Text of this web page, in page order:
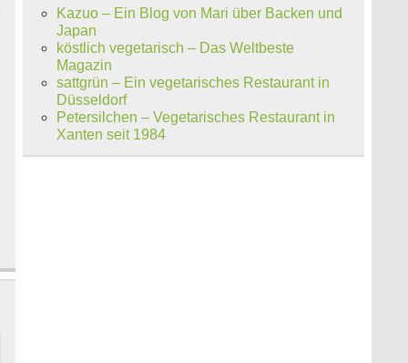
Kazuo – Ein Blog von Mari über Backen und
Japan
köstlich vegetarisch – Das Weltbeste
Magazin
sattgrün – Ein vegetarisches Restaurant in
Düsseldorf
Petersilchen – Vegetarisches Restaurant in
Xanten seit 1984